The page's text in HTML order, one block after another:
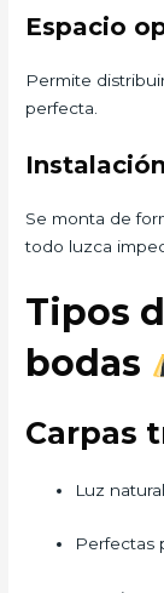
Espacio
Permite
perfecta.
Se monta de
todo luzca
Tipos
bodas
Carpas
Luz
Perfectas